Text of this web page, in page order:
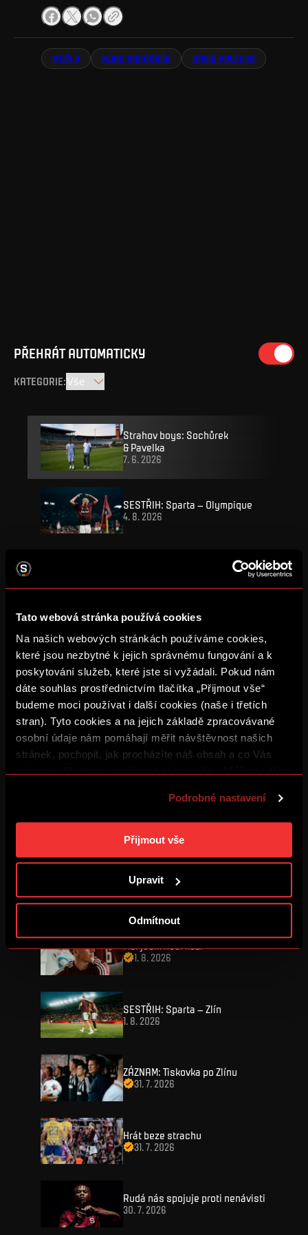
Tato webová stránka používá cookies
Na našich webových stránkách používáme cookies,
které jsou nezbytné k jejich správnému fungování a k
poskytování služeb, které jste si vyžádali. Pokud nám
dáte souhlas prostřednictvím tlačítka „Přijmout vše“
budeme moci používat i další cookies (naše i třetích
stran). Tyto cookies a na jejich základě zpracovávané
osobní údaje nám pomáhají měřit návštěvnost našich
stránek, pochopit, jak procházíte náš obsah a co Vás
reklamu na základě Vašich preferencí. Jednotlivé
cookies a účely zpracování si můžete nastavit v
„Podrobném nastavení“. Nastavení cookies si můžete
kdykoliv změnit. Jak takovou úpravu provést a další
Podrobné nastavení
Přijmout vše
Upravit
Odmítnout
MUŽI A HUGO SOCHŮREK DAVID PAVELKA
PŘEHRÁT AUTOMATICKY
KATEGORIE:
Strahov boys: Sochůrek
& Pavelka
7. 6. 2026
SESTŘIH: Sparta – Olympique
4. 8. 2026
ZÁZNAM: Tiskovka po Lyonu
4. 8. 2026
ZÁZNAM: Sparta – Olympique
4. 8. 2026
BUĎ V TÝMU: FOCUS #3
Olympiquem
3. 8. 2026
Cítím hrdost
2. 8. 2026
Měl jsem husí kůži
1. 8. 2026
SESTŘIH: Sparta – Zlín
1. 8. 2026
ZÁZNAM: Tiskovka po Zlínu
31. 7. 2026
Hrát beze strachu
31. 7. 2026
Rudá nás spojuje proti nenávisti
30. 7. 2026
VSTUPENKY
Permanentky
VIP vstupenky
Handicapovaní fanoušci
Prohlídky stadionu
Sparta UNLIMITED.
Aplikace Sparta.
FANSHOP